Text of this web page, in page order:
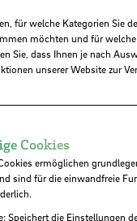
Schiffen im Rahmen
der
Durch
veränderte
und
immer
für welche Kategorien Sie
möchten und für
Sie, dass Ihnen je nach
unserer Website zur
Cookies
ermöglichen
sind für die einwandfreie
Speichert die Einstellungen